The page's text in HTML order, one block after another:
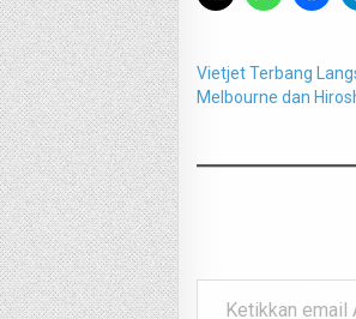
Vietjet Terbang
Melbourne dan
Ketikkan email Anda...